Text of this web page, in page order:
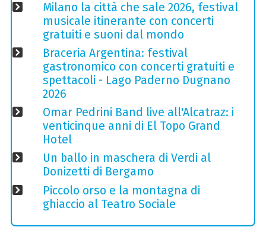
Milano la città che sale 2026, festival
musicale itinerante con concerti
gratuiti e suoni dal mondo
Braceria Argentina: festival
gastronomico con concerti gratuiti e
spettacoli - Lago Paderno Dugnano
2026
Omar Pedrini Band live all'Alcatraz: i
venticinque anni di El Topo Grand
Hotel
Un ballo in maschera di Verdi al
Donizetti di Bergamo
Piccolo orso e la montagna di
ghiaccio al Teatro Sociale